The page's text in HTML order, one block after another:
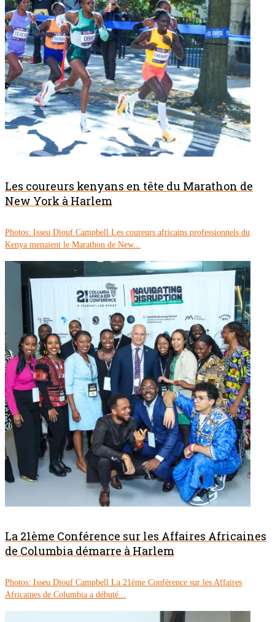
Les coureurs kenyans en tête du Marathon de
New York à Harlem
Photos: Isseu Diouf Campbell Les coureurs africains professionnels du
Kenya menaient le Marathon de New...
La 21ème Conférence sur les Affaires Africaines
de Columbia démarre à Harlem
Photos: Isseu Diouf Campbell La 21ème Conférence sur les Affaires
Africaines de Columbia a débuté...